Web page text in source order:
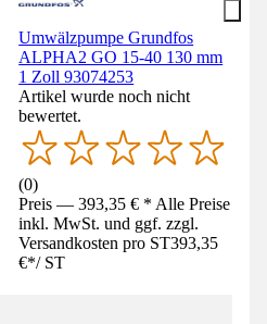
Umwälzpumpe Grundfos
ALPHA2 GO 15-40 130 mm
1 Zoll 93074253
Artikel wurde noch nicht
bewertet.
(0)
Preis — 393,35 € * Alle Preise
inkl. MwSt. und ggf. zzgl.
Versandkosten pro ST393,35
€*/ ST